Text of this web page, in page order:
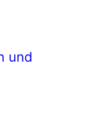
und